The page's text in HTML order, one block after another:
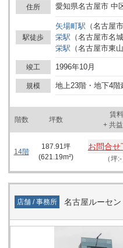
OAフロアで、すっきりとした
があり、急用時も困りません
め、移動時間が短縮できます
いため、見通しの良い場所で
エリアです。
住所 愛知県名古屋市 中
駅徒歩
矢場町駅 （名古屋
栄駅 （名古屋市名
栄駅 （名古屋市東
竣工 1996年10月
規模 地上23階・地下4階
階数 坪数
賃料
+ 共
14階
187.91坪
(621.19m²)
お問合せ
（坪:-
店舗 / 事務所 名古屋ルーセン